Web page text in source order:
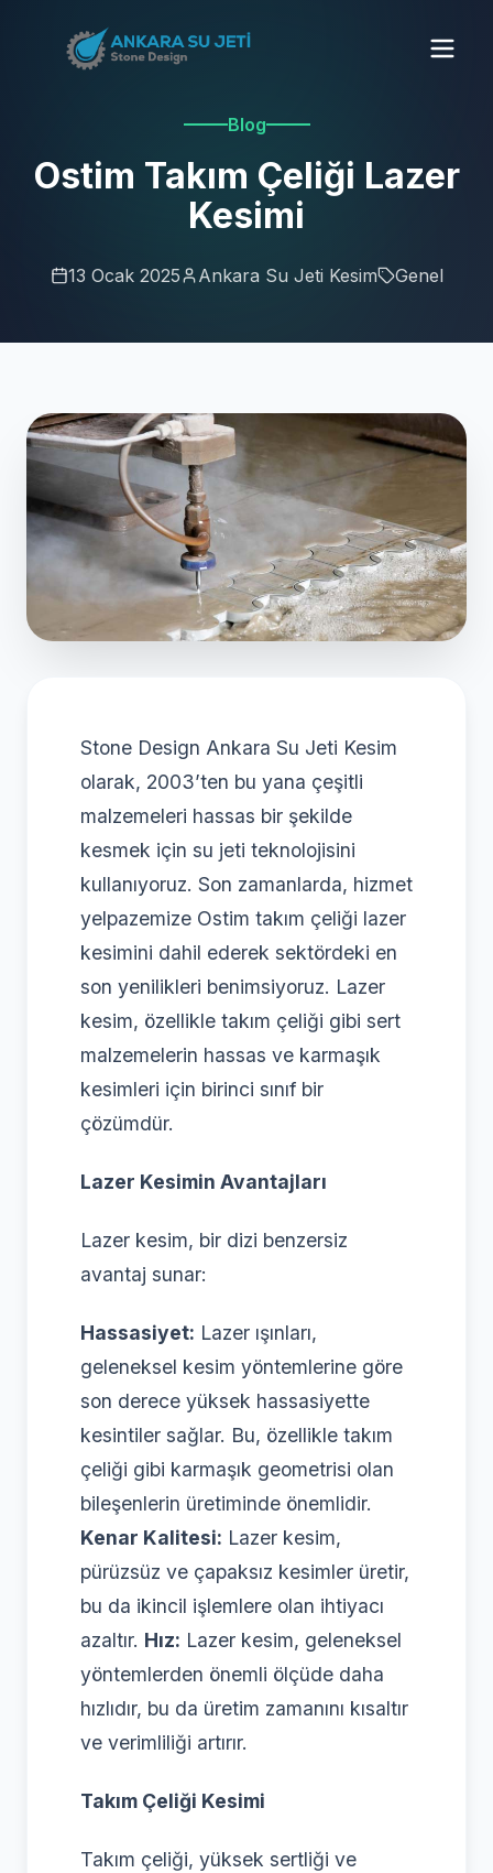
Blog
Ostim Takım Çeliği Lazer
Kesimi
13 Ocak 2025 Ankara Su Jeti Kesim Genel
Stone Design Ankara Su Jeti Kesim
olarak, 2003’ten bu yana çeşitli
malzemeleri hassas bir şekilde
kesmek için su jeti teknolojisini
kullanıyoruz. Son zamanlarda, hizmet
yelpazemize Ostim takım çeliği lazer
kesimini dahil ederek sektördeki en
son yenilikleri benimsiyoruz. Lazer
kesim, özellikle takım çeliği gibi sert
malzemelerin hassas ve karmaşık
kesimleri için birinci sınıf bir
çözümdür.
Lazer Kesimin Avantajları
Lazer kesim, bir dizi benzersiz
avantaj sunar:
Hassasiyet: Lazer ışınları,
geleneksel kesim yöntemlerine göre
son derece yüksek hassasiyette
kesintiler sağlar. Bu, özellikle takım
çeliği gibi karmaşık geometrisi olan
bileşenlerin üretiminde önemlidir.
Kenar Kalitesi: Lazer kesim,
pürüzsüz ve çapaksız kesimler üretir,
bu da ikincil işlemlere olan ihtiyacı
azaltır. Hız: Lazer kesim, geleneksel
yöntemlerden önemli ölçüde daha
hızlıdır, bu da üretim zamanını kısaltır
ve verimliliği artırır.
Takım Çeliği Kesimi
Takım çeliği, yüksek sertliği ve